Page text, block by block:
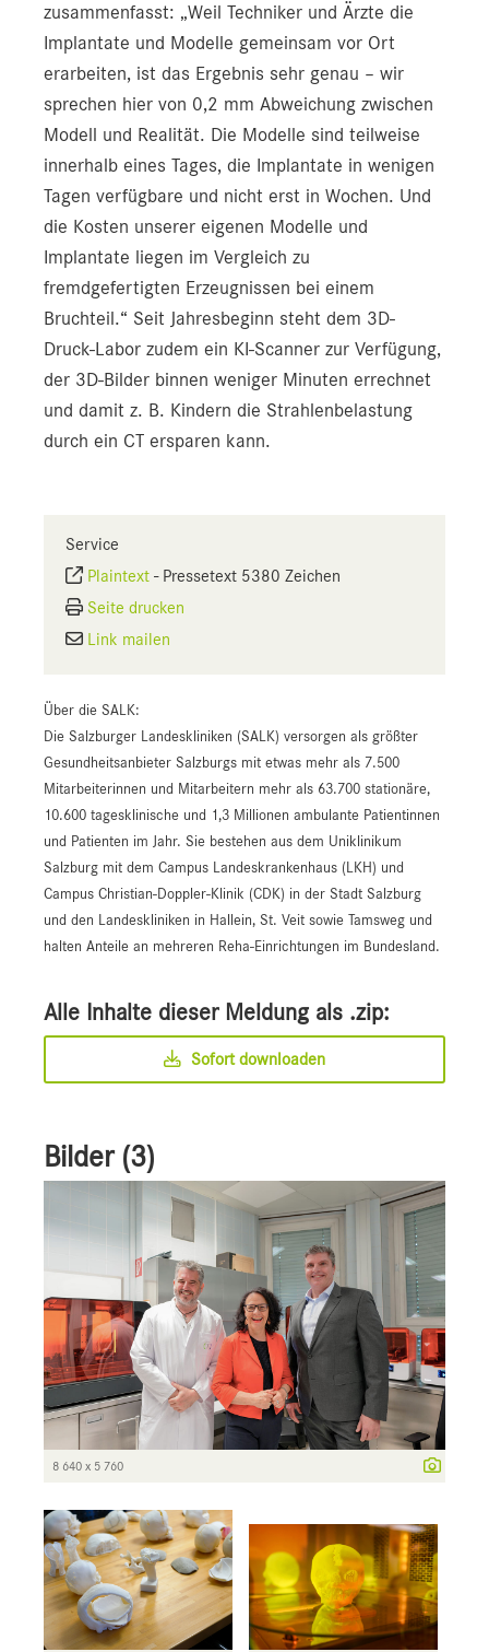
zusammenfasst: „Weil Techniker und Ärzte die
Implantate und Modelle gemeinsam vor Ort
erarbeiten, ist das Ergebnis sehr genau – wir
sprechen hier von 0,2 mm Abweichung zwischen
Modell und Realität. Die Modelle sind teilweise
innerhalb eines Tages, die Implantate in wenigen
Tagen verfügbare und nicht erst in Wochen. Und
die Kosten unserer eigenen Modelle und
Implantate liegen im Vergleich zu
fremdgefertigten Erzeugnissen bei einem
Bruchteil.“ Seit Jahresbeginn steht dem 3D-
Druck-Labor zudem ein KI-Scanner zur Verfügung,
der 3D-Bilder binnen weniger Minuten errechnet
und damit z. B. Kindern die Strahlenbelastung
durch ein CT ersparen kann.
Service
Plaintext - Pressetext 5380 Zeichen
Seite drucken
Link mailen
Über die SALK:
Die Salzburger Landeskliniken (SALK) versorgen als größter
Gesundheitsanbieter Salzburgs mit etwas mehr als 7.500
Mitarbeiterinnen und Mitarbeitern mehr als 63.700 stationäre,
10.600 tagesklinische und 1,3 Millionen ambulante Patientinnen
und Patienten im Jahr. Sie bestehen aus dem Uniklinikum
Salzburg mit dem Campus Landeskrankenhaus (LKH) und
Campus Christian-Doppler-Klinik (CDK) in der Stadt Salzburg
und den Landeskliniken in Hallein, St. Veit sowie Tamsweg und
halten Anteile an mehreren Reha-Einrichtungen im Bundesland.
Alle Inhalte dieser Meldung als .zip:
Sofort downloaden
Bilder (3)
8 640 x 5 760